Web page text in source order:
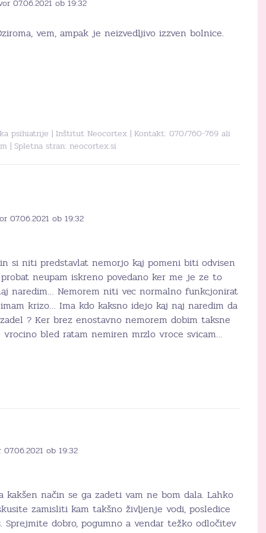
07.06.2021 ob 19:32
vem, ampak je neizvedljivo izzven bolnice.
psihiatrije | Inštitut Neocortex | Kontakt: 070/760-769 ali
| Spletna stran: neocortex.si
07.06.2021 ob 19:32
si niti predstavlat nemorjo kaj pomeni biti odvisen
neupam iskreno povedano ker me je ze to
naredim… Nemorem niti vec normalno funkcjonirat
krizo… Ima kdo kaksno idejo kaj naj naredim da
? Ker brez enostavno nemorem dobim taksne
bled ratam nemiren mrzlo vroce svicam…
ob 19:32
način se ga zadeti vam ne bom dala. Lahko
zamisliti kam takšno življenje vodi, posledice
dobro, pogumno a vendar težko odločitev